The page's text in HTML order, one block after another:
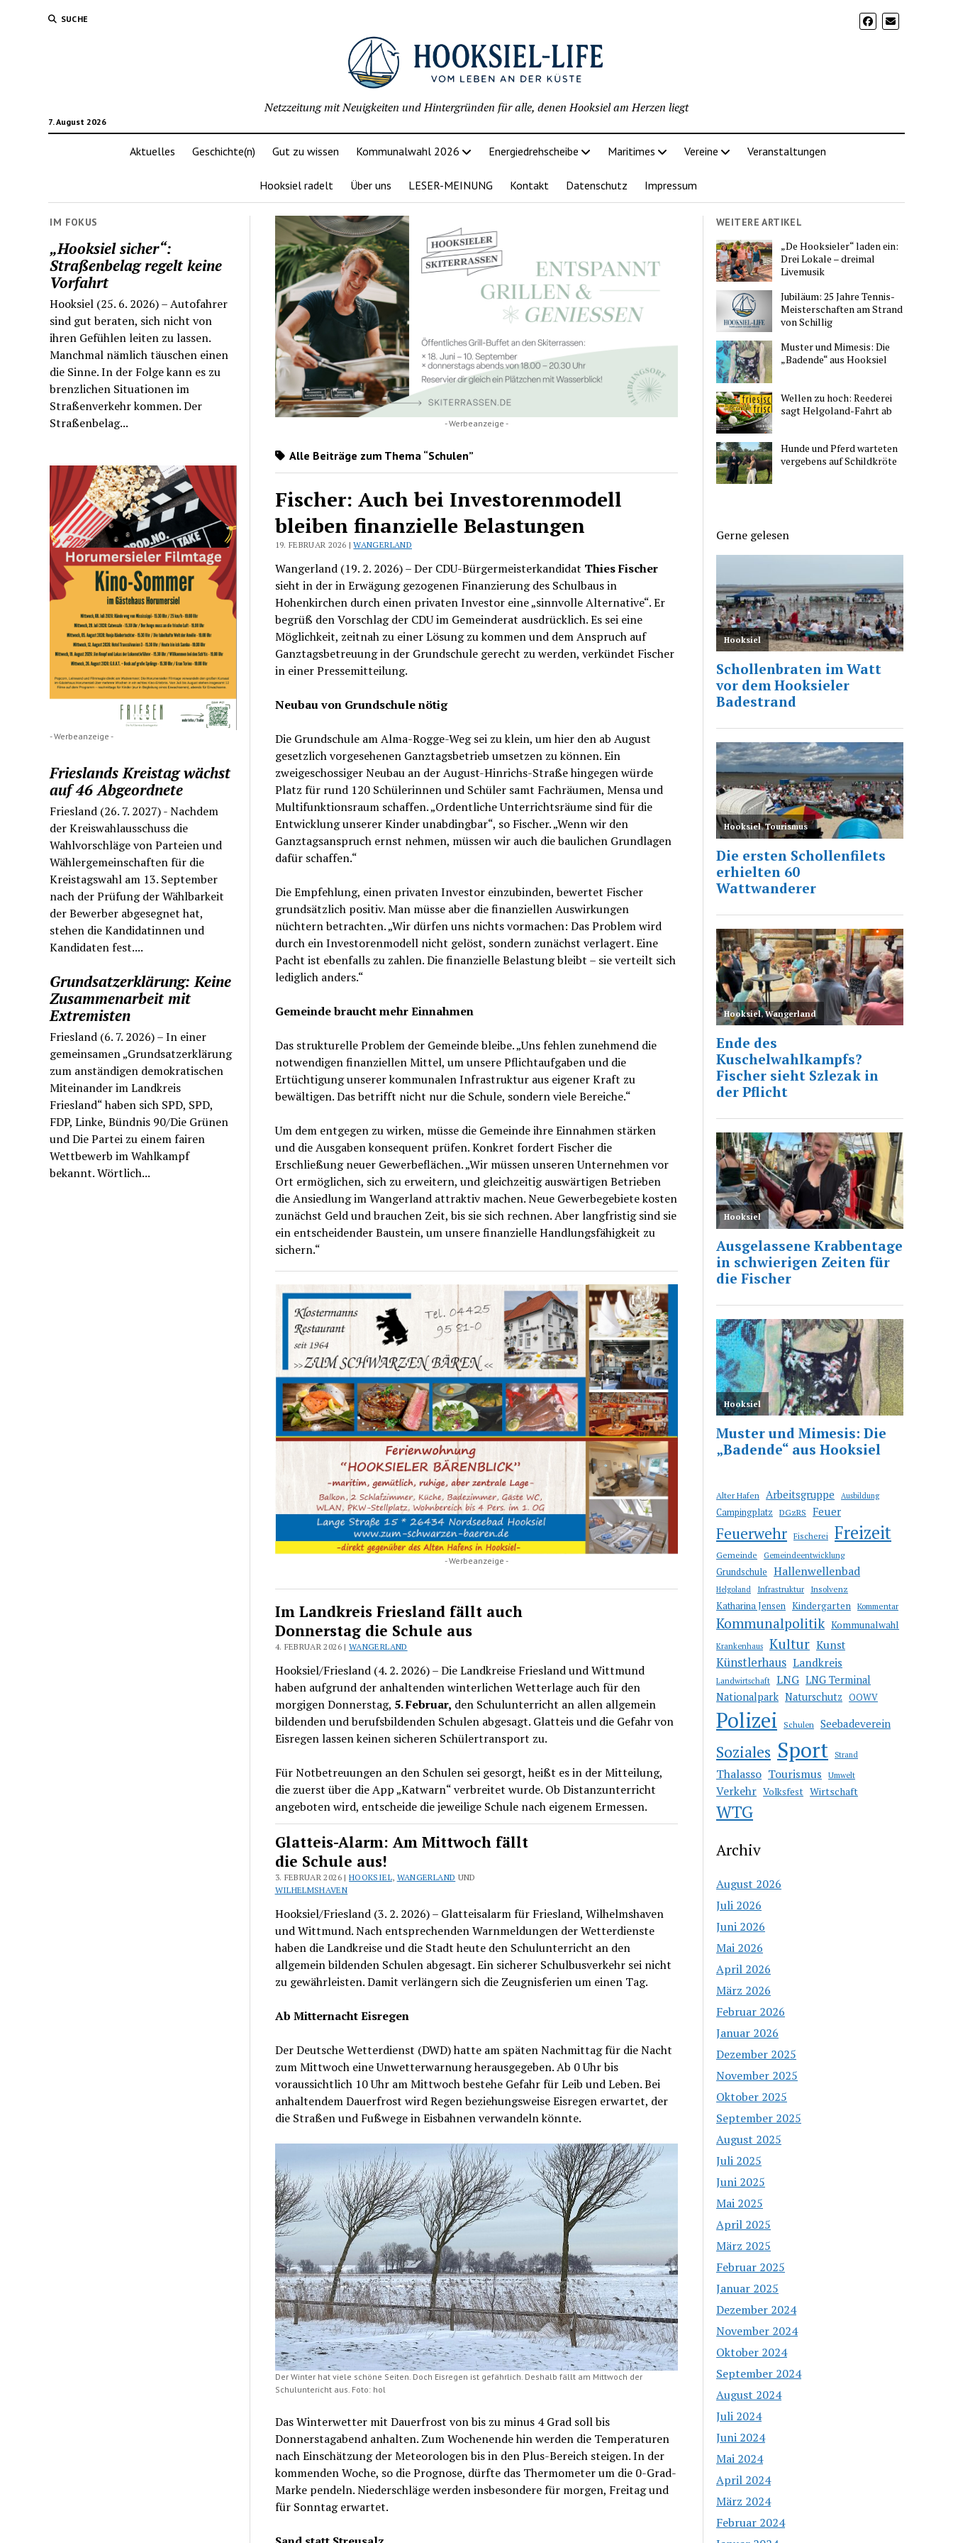
SUCHE
7. August 2026
Netzzeitung mit Neuigkeiten und Hintergründen für alle, denen Hooksiel am Herzen liegt
Aktuelles Geschichte(n) Gut zu wissen Kommunalwahl 2026 Energiedrehscheibe Maritimes Vereine Veranstaltungen
Hooksiel radelt Über uns LESER-MEINUNG Kontakt Datenschutz Impressum
IM FOKUS
„Hooksiel sicher“:
Straßenbelag regelt keine
Vorfahrt
Hooksiel (25. 6. 2026) – Autofahrer
sind gut beraten, sich nicht von
ihren Gefühlen leiten zu lassen.
Manchmal nämlich täuschen einen
die Sinne. In der Folge kann es zu
brenzlichen Situationen im
Straßenverkehr kommen. Der
Straßenbelag...
- Werbeanzeige -
Frieslands Kreistag wächst
auf 46 Abgeordnete
Friesland (26. 7. 2027) - Nachdem
der Kreiswahlausschuss die
Wahlvorschläge von Parteien und
Wählergemeinschaften für die
Kreistagswahl am 13. September
nach der Prüfung der Wählbarkeit
der Bewerber abgesegnet hat,
stehen die Kandidatinnen und
Kandidaten fest....
Grundsatzerklärung: Keine
Zusammenarbeit mit
Extremisten
Friesland (6. 7. 2026) – In einer
gemeinsamen „Grundsatzerklärung
zum anständigen demokratischen
Miteinander im Landkreis
Friesland“ haben sich SPD, SPD,
FDP, Linke, Bündnis 90/Die Grünen
und Die Partei zu einem fairen
Wettbewerb im Wahlkampf
bekannt. Wörtlich...
- Werbeanzeige -
Alle Beiträge zum Thema “Schulen”
Fischer: Auch bei Investorenmodell
bleiben finanzielle Belastungen
19. FEBRUAR 2026 |WANGERLAND
Wangerland (19. 2. 2026) – Der CDU-Bürgermeisterkandidat Thies Fischer
sieht in der in Erwägung gezogenen Finanzierung des Schulbaus in
Hohenkirchen durch einen privaten Investor eine „sinnvolle Alternative“. Er
begrüß den Vorschlag der CDU im Gemeinderat ausdrücklich. Es sei eine
Möglichkeit, zeitnah zu einer Lösung zu kommen und dem Anspruch auf
Ganztagsbetreuung in der Grundschule gerecht zu werden, verkündet Fischer
in einer Pressemitteilung.
Neubau von Grundschule nötig
Die Grundschule am Alma-Rogge-Weg sei zu klein, um hier den ab August
gesetzlich vorgesehenen Ganztagsbetrieb umsetzen zu können. Ein
zweigeschossiger Neubau an der August-Hinrichs-Straße hingegen würde
Platz für rund 120 Schülerinnen und Schüler samt Fachräumen, Mensa und
Multifunktionsraum schaffen. „Ordentliche Unterrichtsräume sind für die
Entwicklung unserer Kinder unabdingbar“, so Fischer. „Wenn wir den
Ganztagsanspruch ernst nehmen, müssen wir auch die baulichen Grundlagen
dafür schaffen.“
Die Empfehlung, einen privaten Investor einzubinden, bewertet Fischer
grundsätzlich positiv. Man müsse aber die finanziellen Auswirkungen
nüchtern betrachten. „Wir dürfen uns nichts vormachen: Das Problem wird
durch ein Investorenmodell nicht gelöst, sondern zunächst verlagert. Eine
Pacht ist ebenfalls zu zahlen. Die finanzielle Belastung bleibt – sie verteilt sich
lediglich anders.“
Gemeinde braucht mehr Einnahmen
Das strukturelle Problem der Gemeinde bleibe. „Uns fehlen zunehmend die
notwendigen finanziellen Mittel, um unsere Pflichtaufgaben und die
Ertüchtigung unserer kommunalen Infrastruktur aus eigener Kraft zu
bewältigen. Das betrifft nicht nur die Schule, sondern viele Bereiche.“
Um dem entgegen zu wirken, müsse die Gemeinde ihre Einnahmen stärken
und die Ausgaben konsequent prüfen. Konkret fordert Fischer die
Erschließung neuer Gewerbeflächen. „Wir müssen unseren Unternehmen vor
Ort ermöglichen, sich zu erweitern, und gleichzeitig auswärtigen Betrieben
die Ansiedlung im Wangerland attraktiv machen. Neue Gewerbegebiete kosten
zunächst Geld und brauchen Zeit, bis sie sich rechnen. Aber langfristig sind sie
ein entscheidender Baustein, um unsere finanzielle Handlungsfähigkeit zu
sichern.“
- Werbeanzeige -
Im Landkreis Friesland fällt auch
Donnerstag die Schule aus
4. FEBRUAR 2026 |WANGERLAND
Hooksiel/Friesland (4. 2. 2026) – Die Landkreise Friesland und Wittmund
haben aufgrund der anhaltenden winterlichen Wetterlage auch für den
morgigen Donnerstag, 5. Februar, den Schulunterricht an allen allgemein
bildenden und berufsbildenden Schulen abgesagt. Glatteis und die Gefahr von
Eisregen lassen keinen sicheren Schülertransport zu.
Für Notbetreuungen an den Schulen sei gesorgt, heißt es in der Mitteilung,
die zuerst über die App „Katwarn“ verbreitet wurde. Ob Distanzunterricht
angeboten wird, entscheide die jeweilige Schule nach eigenem Ermessen.
Glatteis-Alarm: Am Mittwoch fällt
die Schule aus!
3. FEBRUAR 2026 |HOOKSIEL, WANGERLAND UND
WILHELMSHAVEN
Hooksiel/Friesland (3. 2. 2026) – Glatteisalarm für Friesland, Wilhelmshaven
und Wittmund. Nach entsprechenden Warnmeldungen der Wetterdienste
haben die Landkreise und die Stadt heute den Schulunterricht an den
allgemein bildenden Schulen abgesagt. Ein sicherer Schulbusverkehr sei nicht
zu gewährleisten. Damit verlängern sich die Zeugnisferien um einen Tag.
Ab Mitternacht Eisregen
Der Deutsche Wetterdienst (DWD) hatte am späten Nachmittag für die Nacht
zum Mittwoch eine Unwetterwarnung herausgegeben. Ab 0 Uhr bis
voraussichtlich 10 Uhr am Mittwoch bestehe Gefahr für Leib und Leben. Bei
anhaltendem Dauerfrost wird Regen beziehungsweise Eisregen erwartet, der
die Straßen und Fußwege in Eisbahnen verwandeln könnte.
Der Winter hat viele schöne Seiten. Doch Eisregen ist gefährlich. Deshalb fällt am Mittwoch der
Schuluntericht aus. Foto: hol
Das Winterwetter mit Dauerfrost von bis zu minus 4 Grad soll bis
Donnerstagabend anhalten. Zum Wochenende hin werden die Temperaturen
nach Einschätzung der Meteorologen bis in den Plus-Bereich steigen. In der
kommenden Woche, so die Prognose, dürfte das Thermometer um die 0-Grad-
Marke pendeln. Niederschläge werden insbesondere für morgen, Freitag und
für Sonntag erwartet.
WEITERE ARTIKEL
„De Hooksieler“ laden ein:
Drei Lokale – dreimal
Livemusik
Jubiläum: 25 Jahre Tennis-
Meisterschaften am Strand
von Schillig
Muster und Mimesis: Die
„Badende“ aus Hooksiel
Wellen zu hoch: Reederei
sagt Helgoland-Fahrt ab
Hunde und Pferd warteten
vergebens auf Schildkröte
Gerne gelesen
Alter Hafen Arbeitsgruppe Ausbildung
Campingplatz DGzRS Feuer
Feuerwehr Fischerei Freizeit
Gemeinde Gemeindeentwicklung
Grundschule Hallenwellenbad
Helgoland Infrastruktur Insolvenz
Katharina Jensen Kindergarten Kommentar
Kommunalpolitik Kommunalwahl
Krankenhaus Kultur Kunst
Künstlerhaus Landkreis
Landwirtschaft LNG LNG Terminal
Nationalpark Naturschutz OOWV
Polizei Schulen Seebadeverein
Soziales Sport Strand
Thalasso Tourismus Umwelt
Verkehr Volksfest Wirtschaft
WTG
Archiv
August 2026
Juli 2026
Juni 2026
Mai 2026
April 2026
März 2026
Februar 2026
Januar 2026
Dezember 2025
November 2025
Oktober 2025
September 2025
August 2025
Juli 2025
Juni 2025
Mai 2025
April 2025
März 2025
Februar 2025
Januar 2025
Dezember 2024
November 2024
Oktober 2024
September 2024
August 2024
Juli 2024
Juni 2024
Mai 2024
April 2024
März 2024
Februar 2024